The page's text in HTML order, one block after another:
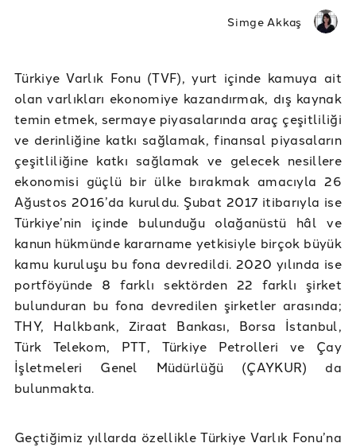
Simge Akkaş
Türkiye Varlık Fonu (TVF), yurt içinde kamuya ait
olan varlıkları ekonomiye kazandırmak, dış kaynak
temin etmek, sermaye piyasalarında araç çeşitliliği
ve derinliğine katkı sağlamak, finansal piyasaların
çeşitliliğine katkı sağlamak ve gelecek nesillere
ekonomisi güçlü bir ülke bırakmak amacıyla 26
Ağustos 2016’da kuruldu. Şubat 2017 itibarıyla ise
Türkiye’nin içinde bulunduğu olağanüstü hâl ve
kanun hükmünde kararname yetkisiyle birçok büyük
kamu kuruluşu bu fona devredildi. 2020 yılında ise
portföyünde 8 farklı sektörden 22 farklı şirket
bulunduran bu fona devredilen şirketler arasında;
THY, Halkbank, Ziraat Bankası, Borsa İstanbul,
Türk Telekom, PTT, Türkiye Petrolleri ve Çay
İşletmeleri Genel Müdürlüğü (ÇAYKUR) da
bulunmakta.
Geçtiğimiz yıllarda özellikle Türkiye Varlık Fonu’na